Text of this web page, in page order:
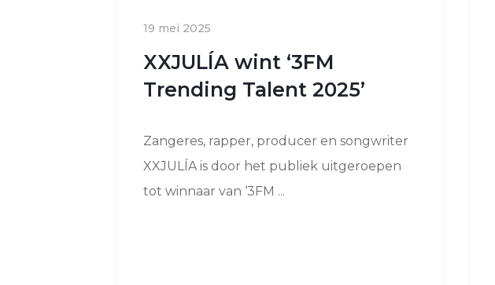
19 mei 2025
XXJULÍA wint ‘3FM
Trending Talent 2025’
Zangeres, rapper, producer en songwriter
XXJULÍA is door het publiek uitgeroepen
tot winnaar van ‘3FM ...